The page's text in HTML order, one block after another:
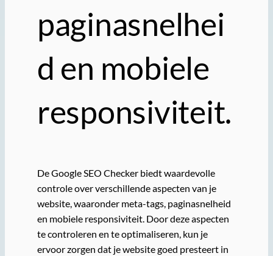
paginasnelhei
d en mobiele
responsiviteit.
De Google SEO Checker biedt waardevolle
controle over verschillende aspecten van je
website, waaronder meta-tags, paginasnelheid
en mobiele responsiviteit. Door deze aspecten
te controleren en te optimaliseren, kun je
ervoor zorgen dat je website goed presteert in